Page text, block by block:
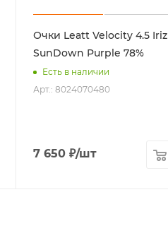
Очки Leatt Velocity 4.5 Iriz
SunDown Purple 78%
Есть в наличии
Арт.: 8024070480
7 650 ₽/шт